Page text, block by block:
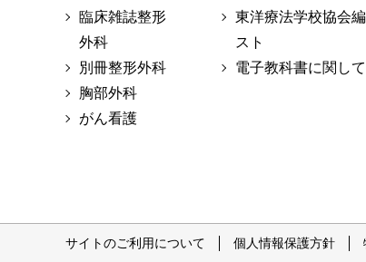
臨床雑誌整形
外科
別冊整形外科
胸部外科
がん看護
東洋療法学校協会
スト
電子教科書に関して
サイトのご利用について 個人情報保護方針